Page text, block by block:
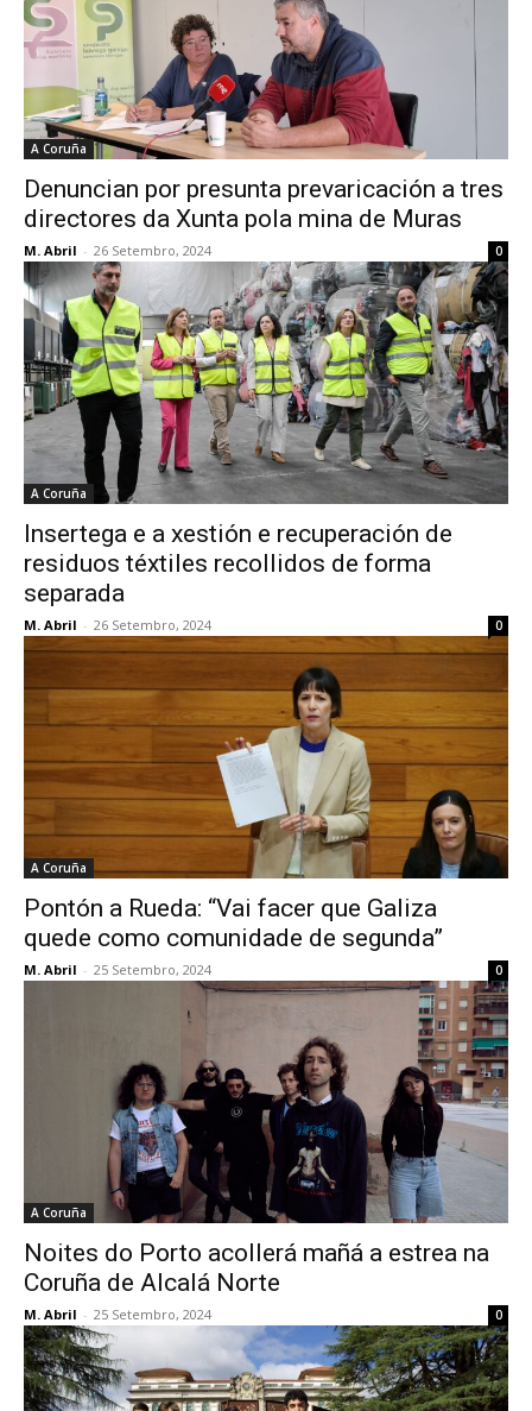
A Coruña
Denuncian por presunta prevaricación a tres
directores da Xunta pola mina de Muras
M. Abril - 26 Setembro, 2024 0
A Coruña
Insertega e a xestión e recuperación de
residuos téxtiles recollidos de forma
separada
M. Abril - 26 Setembro, 2024 0
A Coruña
Pontón a Rueda: “Vai facer que Galiza
quede como comunidade de segunda”
M. Abril - 25 Setembro, 2024 0
A Coruña
Noites do Porto acollerá mañá a estrea na
Coruña de Alcalá Norte
M. Abril - 25 Setembro, 2024 0